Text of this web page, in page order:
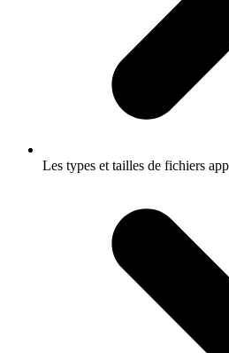
Les types et tailles de fichiers